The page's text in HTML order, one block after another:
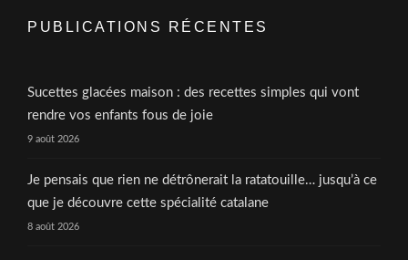
PUBLICATIONS RÉCENTES
Sucettes glacées maison : des recettes simples qui vont
rendre vos enfants fous de joie
9 août 2026
Je pensais que rien ne détrônerait la ratatouille… jusqu’à ce
que je découvre cette spécialité catalane
8 août 2026